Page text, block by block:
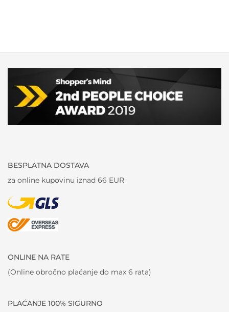
BESPLATNA DOSTAVA
za online kupovinu iznad 66 EUR
ONLINE NA RATE
(Online obročno plaćanje do max 6 rata)
PLAĆANJE 100% SIGURNO